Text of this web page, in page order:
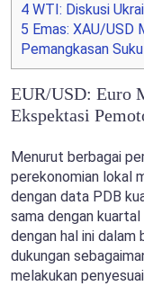
4 WTI: Diskusi
5 Emas: XAU/
Pemangkasan
EUR/USD: Euro
Ekspektasi
Menurut berbagai
perekonomian lokal
dengan data PDB
sama dengan
dengan hal ini dalam
dukungan
melakukan